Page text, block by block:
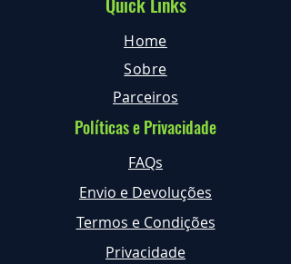
Home
Sobre
Parceiros
Políticas e Privacidade
FAQs
Envio e Devoluções
Termos e Condições
Privacidade